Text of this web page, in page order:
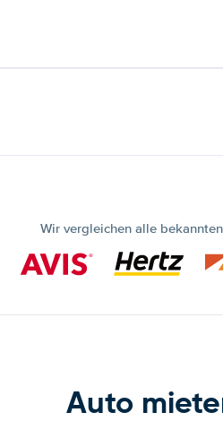
Wir vergleichen alle
Auto